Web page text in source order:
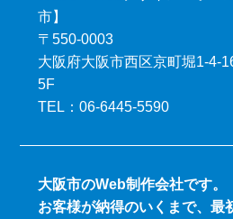
市】
〒550-0003
大阪府大阪市西区京町堀1-4-
5F
TEL：06-6445-5590
大阪市のWeb制作会社です。
お客様が納得のいくまで、最